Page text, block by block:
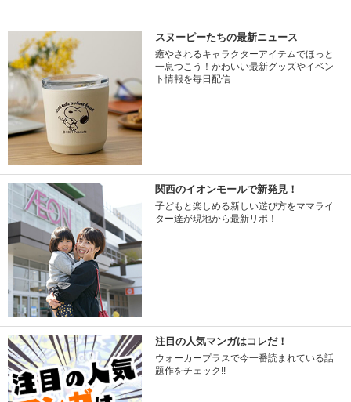
スヌーピーたちの最新ニュース
癒やされるキャラクターアイテムでほっと
一息つこう！かわいい最新グッズやイベン
ト情報を毎日配信
関西のイオンモールで新発見！
子どもと楽しめる新しい遊び方をママライ
ター達が現地から最新リポ！
注目の人気マンガはコレだ！
ウォーカープラスで今一番読まれている話
題作をチェック!!